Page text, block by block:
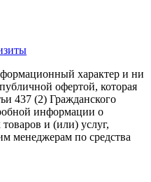
характер и ни
офертой, которая
437 (2) Гражданского
информации о
и (или) услуг,
менеджерам по средства